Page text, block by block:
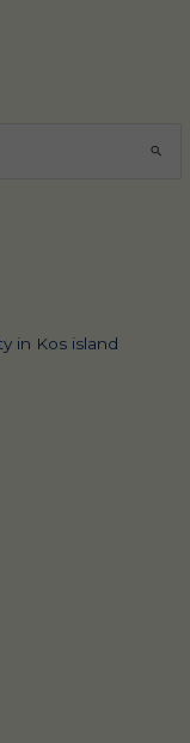
in Kos island